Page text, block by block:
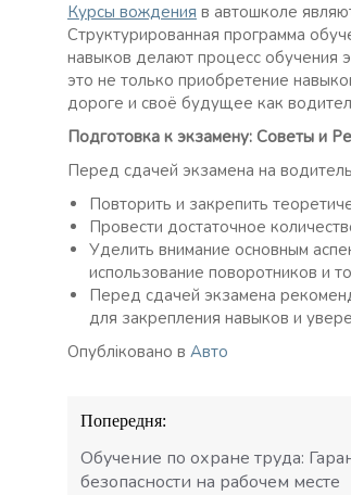
Курсы вождения в автошколе
Структурированная программа
навыков делают процесс
это не только приобретение
дороге и своё будущее как
Подготовка к экзамену: Советы и
Перед сдачей экзамена на
Повторить и закрепить
Провести достаточное
Уделить внимание основным
использование поворотников и
Перед сдачей экзамена
для закрепления навыков и
Опубліковано в Авто
Навігація
записів
Попередня:
Обучение по охране труда:
безопасности на рабочем месте